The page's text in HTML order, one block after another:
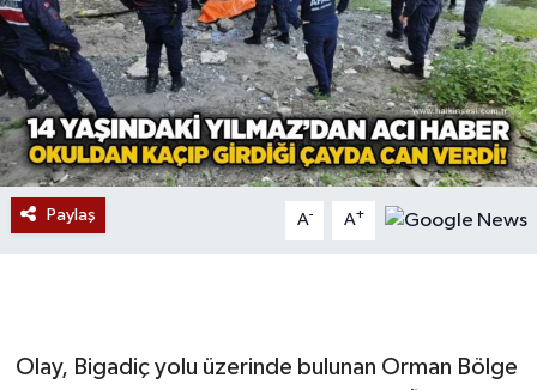
Paylaş A- A+
Olay, Bigadiç yolu üzerinde bulunan Orman Bölge
BİLİM VE TEKNOLOJİ
DUNYA
Düzce
Eğitim
Genel